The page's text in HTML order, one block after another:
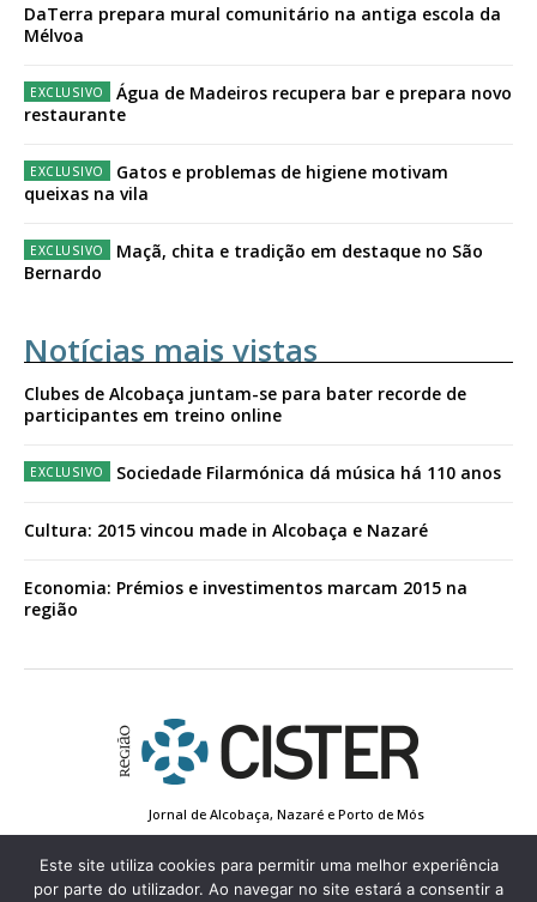
DaTerra prepara mural comunitário na antiga escola da
Mélvoa
Água de Madeiros recupera bar e prepara novo
restaurante
Gatos e problemas de higiene motivam
queixas na vila
Maçã, chita e tradição em destaque no São
Bernardo
Notícias mais vistas
Clubes de Alcobaça juntam-se para bater recorde de
participantes em treino online
Sociedade Filarmónica dá música há 110 anos
Cultura: 2015 vincou made in Alcobaça e Nazaré
Economia: Prémios e investimentos marcam 2015 na
região
Jornal de Alcobaça, Nazaré e Porto de Mós
Estatuto Editorial
Contactos
Política de Privacidade
Conta de Registo
Edição Impressa
Este site utiliza cookies para permitir uma melhor experiência
por parte do utilizador. Ao navegar no site estará a consentir a